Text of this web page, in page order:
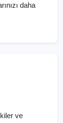
daha
ve